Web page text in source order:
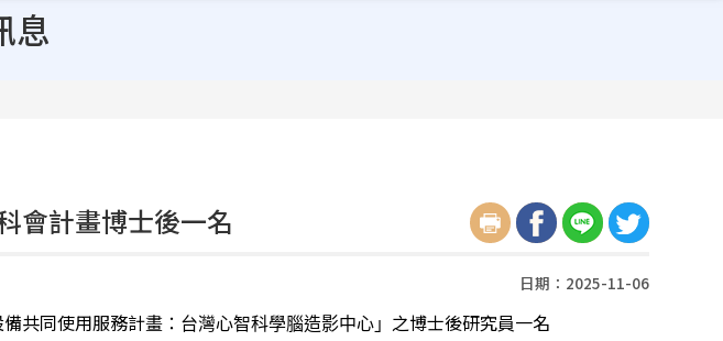
息
會計畫博士後一名
日期：2025-11-06
共同使用服務計畫：台灣心智科學腦造影中心」 之博士後研究員一名